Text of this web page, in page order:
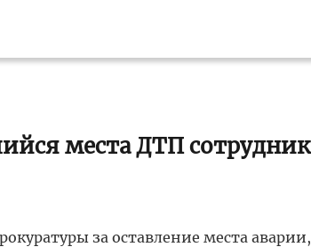
места ДТП сотрудник
за оставление места аварии,